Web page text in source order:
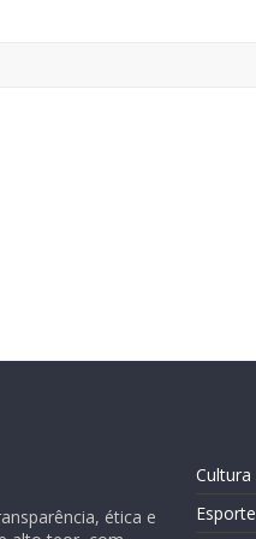
ética e
Cultura
Esporte